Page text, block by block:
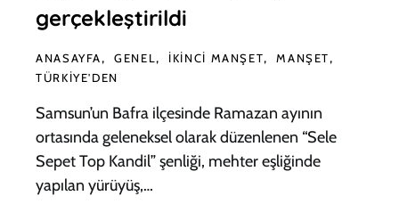
gerçekleştirildi
ANASAYFA GENEL İKINCI MANŞET
MANŞET
TÜRKIYE'DEN
Samsun’un Bafra ilçesinde Ramazan ayının
ortasında geleneksel olarak düzenlenen “Sele
Sepet Top Kandil” şenliği, mehter eşliğinde
yapılan yürüyüş,…